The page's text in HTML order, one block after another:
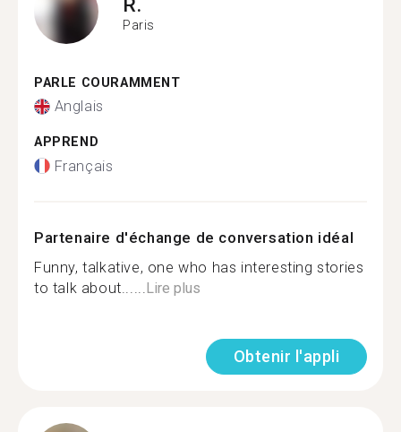
Paris
PARLE COURAMMENT
Anglais
APPREND
Français
Partenaire d'échange de conversation idéal
Funny, talkative, one who has interesting stories
to talk about...... Lire plus
Obtenir l'appli